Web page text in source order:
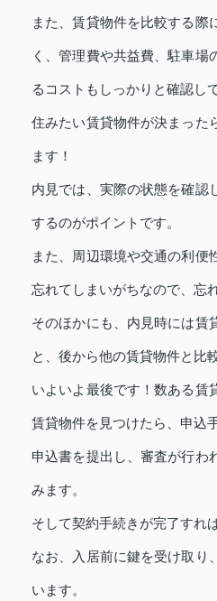
また、賃貸物件を比較する際
く、管理費や共益費、駐車場
るコストもしっかりと確認し
住みたい賃貸物件が決まった
ます！
内見では、実際の状態を確認
するのがポイントです。
また、周辺環境や交通の利便
忘れてしまいがちなので、忘
そのほかにも、内見時には賃
と、後から他の賃貸物件と比
いよいよ最後です！数ある賃
賃貸物件を見つけたら、申込
申込書を提出し、審査が行わ
みます。
そして契約手続きが完了すれ
なお、入居前に鍵を受け取り
います。